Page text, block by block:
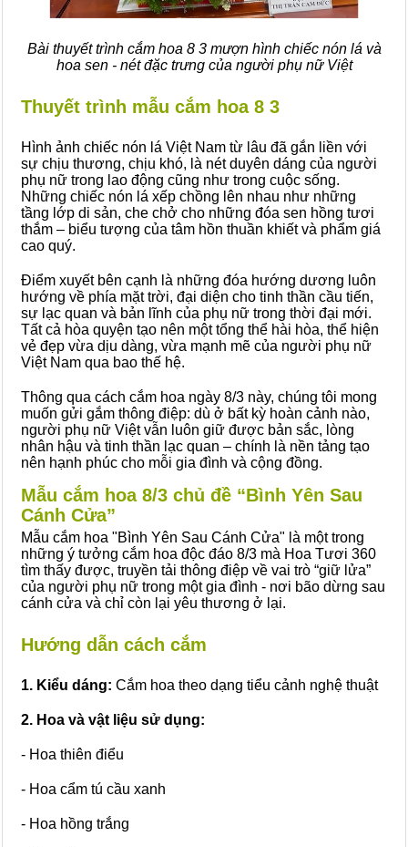
Bài thuyết trình cắm hoa 8 3 mượn hình chiếc nón lá và
hoa sen - nét đặc trưng của người phụ nữ Việt
Thuyết trình mẫu cắm hoa 8 3
Hình ảnh chiếc nón lá Việt Nam từ lâu đã gắn liền với
sự chịu thương, chịu khó, là nét duyên dáng của người
phụ nữ trong lao động cũng như trong cuộc sống.
Những chiếc nón lá xếp chồng lên nhau như những
tầng lớp di sản, che chở cho những đóa sen hồng tươi
thắm – biểu tượng của tâm hồn thuần khiết và phẩm giá
cao quý.
Điểm xuyết bên cạnh là những đóa hướng dương luôn
hướng về phía mặt trời, đại diện cho tinh thần cầu tiến,
sự lạc quan và bản lĩnh của phụ nữ trong thời đại mới.
Tất cả hòa quyện tạo nên một tổng thể hài hòa, thể hiện
vẻ đẹp vừa dịu dàng, vừa mạnh mẽ của người phụ nữ
Việt Nam qua bao thế hệ.
Thông qua cách cắm hoa ngày 8/3 này, chúng tôi mong
muốn gửi gắm thông điệp: dù ở bất kỳ hoàn cảnh nào,
người phụ nữ Việt vẫn luôn giữ được bản sắc, lòng
nhân hậu và tinh thần lạc quan – chính là nền tảng tạo
nên hạnh phúc cho mỗi gia đình và cộng đồng.
Mẫu cắm hoa 8/3 chủ đề “Bình Yên Sau
Cánh Cửa”
Mẫu cắm hoa "Bình Yên Sau Cánh Cửa" là một trong
những ý tưởng cắm hoa độc đáo 8/3 mà Hoa Tươi 360
tìm thấy được, truyền tải thông điệp về vai trò “giữ lửa”
của người phụ nữ trong một gia đình - nơi bão dừng sau
cánh cửa và chỉ còn lại yêu thương ở lại.
Hướng dẫn cách cắm
1. Kiểu dáng: Cắm hoa theo dạng tiểu cảnh nghệ thuật
2. Hoa và vật liệu sử dụng:
- Hoa thiên điểu
- Hoa cẩm tú cầu xanh
- Hoa hồng trắng